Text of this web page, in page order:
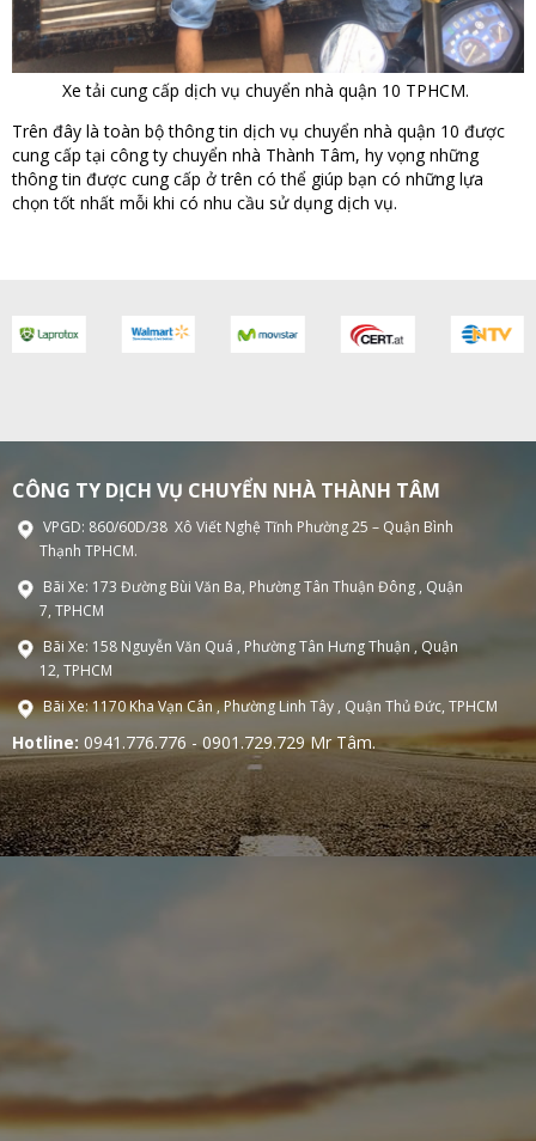
Xe tải cung cấp dịch vụ chuyển nhà quận 10 TPHCM.
Trên đây là toàn bộ thông tin dịch vụ chuyển nhà quận 10 được
cung cấp tại công ty chuyển nhà Thành Tâm, hy vọng những
thông tin được cung cấp ở trên có thể giúp bạn có những lựa
chọn tốt nhất mỗi khi có nhu cầu sử dụng dịch vụ.
CÔNG TY DỊCH VỤ CHUYỂN NHÀ THÀNH TÂM
VPGD: 860/60D/38 Xô Viết Nghệ Tĩnh Phường 25 – Quận Bình
Thạnh TPHCM.
Bãi Xe: 173 Đường Bùi Văn Ba, Phường Tân Thuận Đông , Quận
7, TPHCM
Bãi Xe: 158 Nguyễn Văn Quá , Phường Tân Hưng Thuận , Quận
12, TPHCM
Bãi Xe: 1170 Kha Vạn Cân , Phường Linh Tây , Quận Thủ Đức, TPHCM
Hotline: 0941.776.776 - 0901.729.729 Mr Tâm.